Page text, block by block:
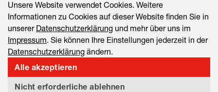
©2026 EAO AG
Impressum
Datenschutzerklärung
Informationssicherheit & Datenschutz
Export and Sanctions Compliance
Unsere Website verwendet Cookies. Weitere
Informationen zu Cookies auf dieser Website finden Sie in
unserer Datenschutzerklärung und mehr über uns im
Impressum. Sie können Ihre Einstellungen jederzeit in der
Datenschutzerklärung ändern.
Alle akzeptieren
Nicht erforderliche ablehnen